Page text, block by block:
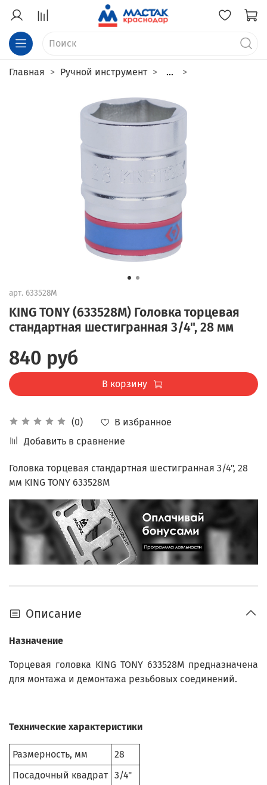
Главная Ручной инструмент ...
арт. 633528M
KING TONY (633528M) Головка торцевая
стандартная шестигранная 3/4", 28 мм
(0)
В избранное
Добавить в сравнение
840 руб
В корзину
Головка торцевая стандартная шестигранная 3/4", 28
мм KING TONY 633528M
Описание
Назначение
Торцевая головка KING TONY 633528M предназначена
для монтажа и демонтажа резьбовых соединений.
Технические характеристики
Размерность, мм
28
Посадочный квадрат 3/4"